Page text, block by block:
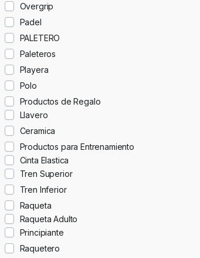
Overgrip
Padel
PALETERO
Paleteros
Playera
Polo
Productos de Regalo
Llavero
Ceramica
Productos para Entrenamiento
Cinta Elastica
Tren Superior
Tren Inferior
Raqueta
Raqueta Adulto
Principiante
Raquetero